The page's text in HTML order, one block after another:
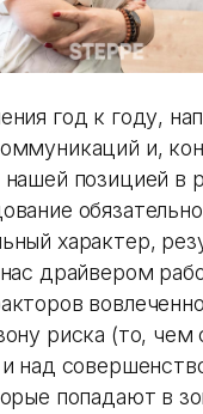
год к году,
и,
позицией в
характер,
драйвером
риска (то, чем
над
попадают в